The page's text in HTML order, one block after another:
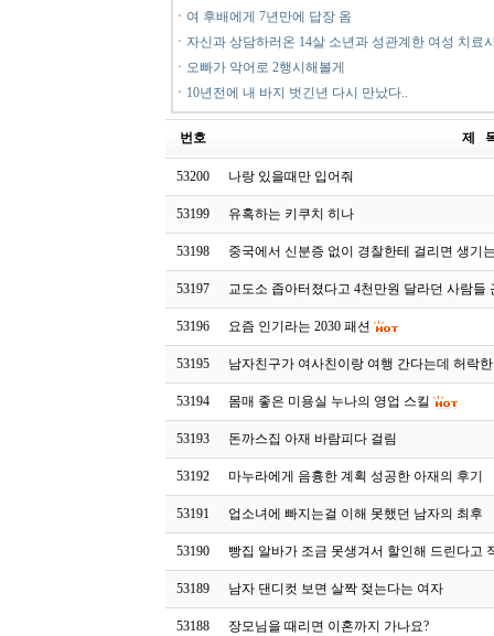
ㆍ 여 후배에게 7년만에 답장 옴
ㆍ 자신과 상담하러온 14살 소년과 성관계한 여성 치료
ㆍ 오빠가 악어로 2행시해볼게
ㆍ 10년전에 내 바지 벗긴년 다시 만났다..
번호 제
53200 나랑 있을때만 입어줘
53199 유혹하는 키쿠치 히나
53198 중국에서 신분증 없이 경찰한테 걸리면 생기
53197 교도소 좁아터졌다고 4천만원 달라던 사람들
53196 요즘 인기라는 2030 패션
53195 남자친구가 여사친이랑 여행 간다는데 허락
53194 몸매 좋은 미용실 누나의 영업 스킬
53193 돈까스집 아재 바람피다 걸림
53192 마누라에게 음흉한 계획 성공한 아재의 후기
53191 업소녀에 빠지는걸 이해 못했던 남자의 최후
53190 빵집 알바가 조금 못생겨서 할인해 드린다고
53189 남자 댄디컷 보면 살짝 젖는다는 여자
53188 장모님을 때리면 이혼까지 가나요?